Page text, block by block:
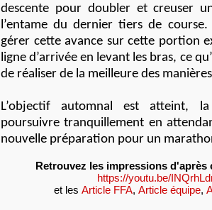
descente pour doubler et creuser
l’entame du dernier tiers de
gérer cette avance sur cette portion
ligne d’arrivée en levant les bras, ce
de réaliser de la meilleure des
L’objectif automnal est atteint,
poursuivre tranquillement en
nouvelle préparation pour un
https://youtu.be/
et les Article FFA, Article équipe,